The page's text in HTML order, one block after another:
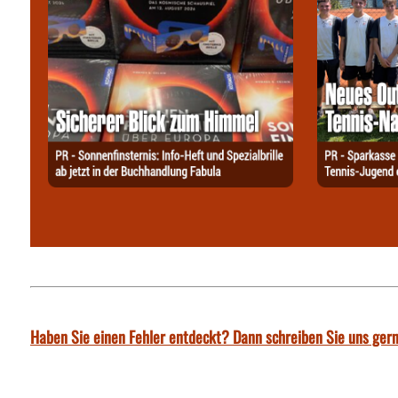
Haben Sie einen Fehler entdeckt? Dann schreiben Sie uns